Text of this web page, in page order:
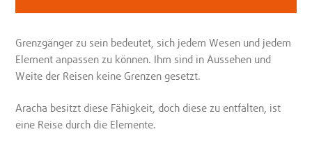
Grenzgänger zu sein bedeutet, sich jedem Wesen und jedem
Element anpassen zu können. Ihm sind in Aussehen und
Weite der Reisen keine Grenzen gesetzt.
Aracha besitzt diese Fähigkeit, doch diese zu entfalten, ist
eine Reise durch die Elemente.